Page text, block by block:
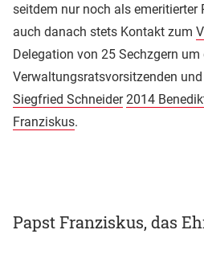
seitdem nur noch als emeritierter
auch danach stets Kontakt zum
Delegation von 25 Sechzgern
Verwaltungsratsvorsitzenden
Siegfried Schneider 2014
Franziskus.
Papst Franziskus, das